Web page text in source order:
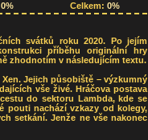
0% Celkem: 0%
svátků roku 2020. Po jejím
příběhu originální hry
zhodnotím v následujícím textu.
Jejich působiště – výzkumný
vše živé. Hráčova postava
do sektoru Lambda, kde se
pouti nachází vzkazy od kolegy,
setkání. Jenže ne vše nakonec